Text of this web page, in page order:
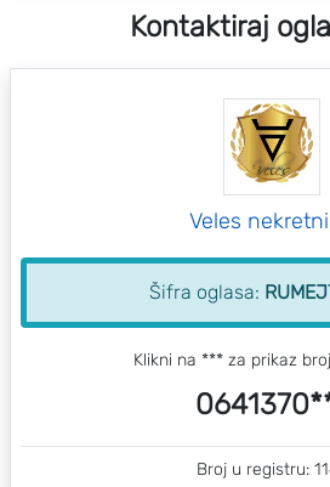
Kontaktiraj
Veles
Šifra oglasa:
Klikni na *** za prikaz
Broj u registru: